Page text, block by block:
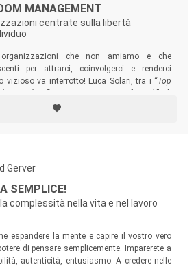
MANAGEMENT
centrate sulla libertà
che non amiamo e che
per attrarci, coinvolgerci e renderci
vizioso va interrotto! Luca Solari, tra i “Top
in questo libro una strada possibile di
lontano.
Gerver
SEMPLICE!
complessità nella vita e nel lavoro
espandere la mente e capire il vostro vero
di pensare semplicemente. Imparerete a
autenticità, entusiasmo. A credere nelle